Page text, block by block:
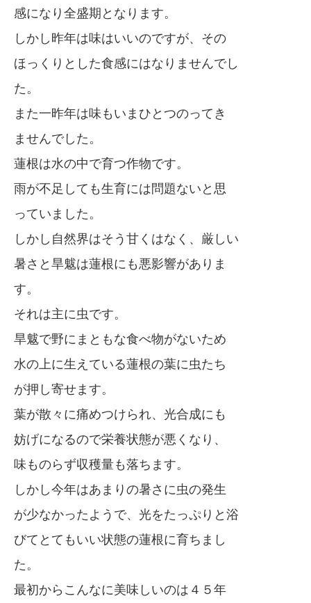
感になり全盛期となります。
しかし昨年は味はいいのですが、その
ほっくりとした食感にはなりませんでし
た。
また一昨年は味もいまひとつのってき
ませんでした。
蓮根は水の中で育つ作物です。
雨が不足しても生育には問題ないと思
っていました。
しかし自然界はそう甘くはなく、厳しい
暑さと旱魃は蓮根にも悪影響がありま
す。
それは主に虫です。
旱魃で野にまともな食べ物がないため
水の上に生えている蓮根の葉に虫たち
が押し寄せます。
葉が散々に痛めつけられ、光合成にも
妨げになるので栄養状態が悪くなり、
味ものらず収穫量も落ちます。
しかし今年はあまりの暑さに虫の発生
が少なかったようで、光をたっぷりと浴
びてとてもいい状態の蓮根に育ちまし
た。
最初からこんなに美味しいのは４５年